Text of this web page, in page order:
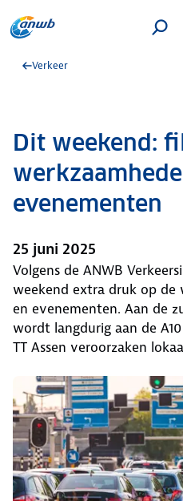
Verkeer
Dit weekend:
evenementen
25 juni 2025
Volgens de ANWB
weekend extra druk op de
en evenementen. Aan de
wordt langdurig aan de
TT Assen veroorzaken